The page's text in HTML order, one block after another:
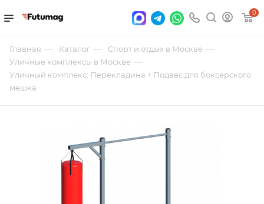
0
Главная — Каталог — Спорт и отдых в Москве —
Уличные комплексы в Москве —
Уличный комплекс: Перекладина + Подвес для боксерского
мешка